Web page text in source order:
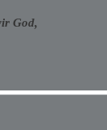
God,